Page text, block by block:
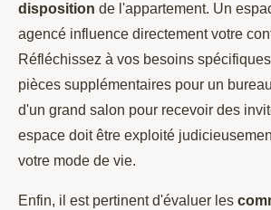
disposition de l'appartement. Un
agencé influence directement votre
Réfléchissez à vos besoins
pièces supplémentaires pour un
d'un grand salon pour recevoir des
espace doit être exploité
votre mode de vie.
Enfin, il est pertinent d'évaluer les